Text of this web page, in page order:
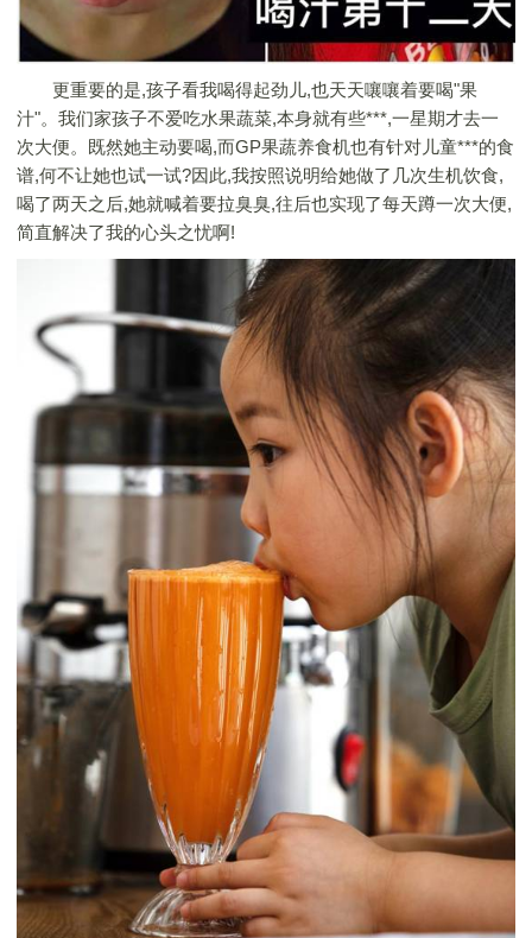
更重要的是,孩子看我喝得起劲儿,也天天嚷嚷着要喝"果
汁"。我们家孩子不爱吃水果蔬菜,本身就有些***,一星期才去一
次大便。既然她主动要喝,而GP果蔬养食机也有针对儿童***的食
谱,何不让她也试一试?因此,我按照说明给她做了几次生机饮食,
喝了两天之后,她就喊着要拉臭臭,往后也实现了每天蹲一次大便,
简直解决了我的心头之忧啊!